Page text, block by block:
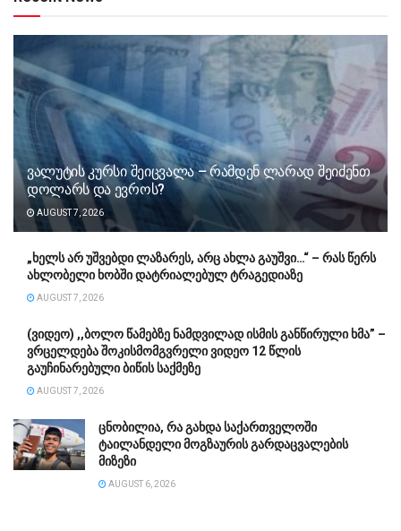
ვალუტის კურსი შეიცვალა – რამდენ ლარად შეიძენთ
დოლარს და ევროს?
AUGUST 7, 2026
„ხელს არ უშვებდი ლაზარეს, არც ახლა გაუშვი…“ – რას წერს
ახლობელი ხობში დატრიალებულ ტრაგედიაზე
AUGUST 7, 2026
(ვიდეო) ,,ბოლო წამებზე ნამდვილად ისმის განწირული ხმა” –
ვრცელდება შოკისმომგვრელი ვიდეო 12 წლის
გაუჩინარებული ბიწის საქმეზე
AUGUST 7, 2026
ცნობილია, რა გახდა საქართველოში
ტაილანდელი მოგზაურის გარდაცვალების
მიზეზი
AUGUST 6, 2026